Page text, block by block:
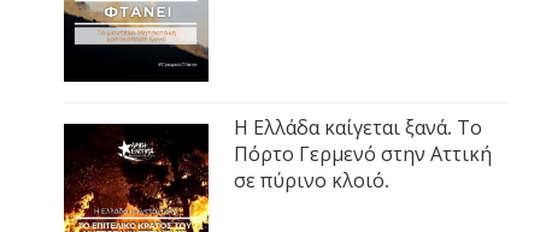
Η Ελλάδα καίγεται ξανά. Το
Πόρτο Γερμενό στην Αττική
σε πύρινο κλοιό.